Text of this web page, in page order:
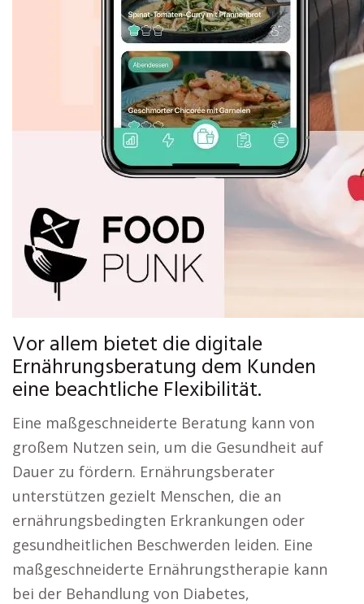
Vor allem bietet die digitale
Ernährungsberatung dem Kunden
eine beachtliche Flexibilität.
Eine maßgeschneiderte Beratung kann von
großem Nutzen sein, um die Gesundheit auf
Dauer zu fördern. Ernährungsberater
unterstützen gezielt Menschen, die an
ernährungsbedingten Erkrankungen oder
gesundheitlichen Beschwerden leiden. Eine
maßgeschneiderte Ernährungstherapie kann
bei der Behandlung von Diabetes,